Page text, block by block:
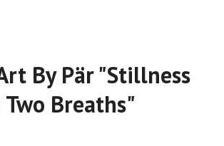
By Pär "Stillness
Breaths"